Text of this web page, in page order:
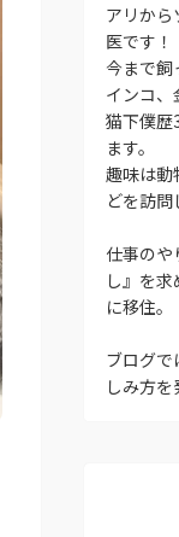
アリから
医です！
今まで飼
インコ、
猫下僕歴
ます。
趣味は動
どを訪問
仕事のや
し』を
に移住。
ブログで
しみ方を